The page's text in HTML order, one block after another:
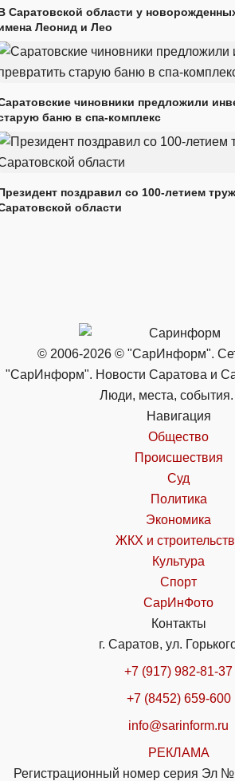
Саратовской области у
Леонид и Лео
чиновники предложили
баню в спа-комплекс
поздравил со 100-летием
области
© 2006-2026 © "СарИнформ".
"СарИнформ". Новости Саратова и
Люди, места, события.
Навигация
Общество
Происшествия
Суд
Политика
Экономика
ЖКХ и
Культура
Спорт
СарИнФото
Контакты
г. Саратов, ул.
+7 (917) 982-81-37
+7 (8452) 659-600
info@sarinform.ru
РЕКЛАМА
Регистрационный номер серия Эл